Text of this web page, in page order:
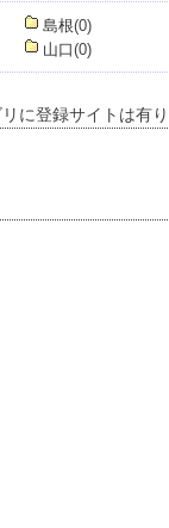
島根(0)
山口(0)
に登録サイトは有り